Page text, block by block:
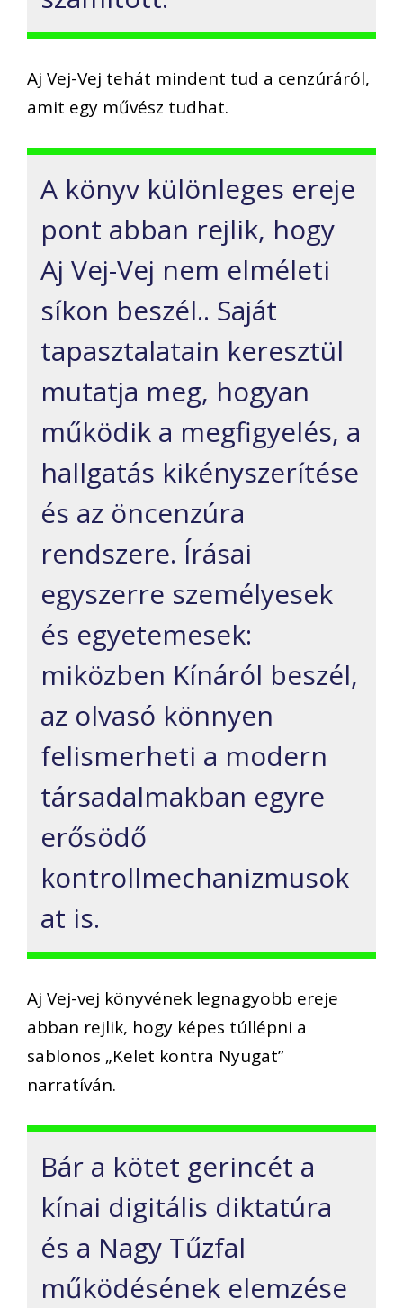
Aj Vej-Vej tehát mindent tud a cenzúráról,
amit egy művész tudhat.
A könyv különleges ereje
pont abban rejlik, hogy
Aj Vej-Vej nem elméleti
síkon beszél.. Saját
tapasztalatain keresztül
mutatja meg, hogyan
működik a megfigyelés, a
hallgatás kikényszerítése
és az öncenzúra
rendszere. Írásai
egyszerre személyesek
és egyetemesek:
miközben Kínáról beszél,
az olvasó könnyen
felismerheti a modern
társadalmakban egyre
erősödő
kontrollmechanizmusok
at is.
Aj Vej-vej könyvének legnagyobb ereje
abban rejlik, hogy képes túllépni a
sablonos „Kelet kontra Nyugat”
narratíván.
Bár a kötet gerincét a
kínai digitális diktatúra
és a Nagy Tűzfal
működésének elemzése